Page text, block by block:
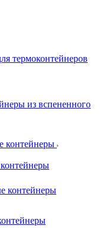
термоконтейнеров
из вспененного
контейнеры
контейнеры